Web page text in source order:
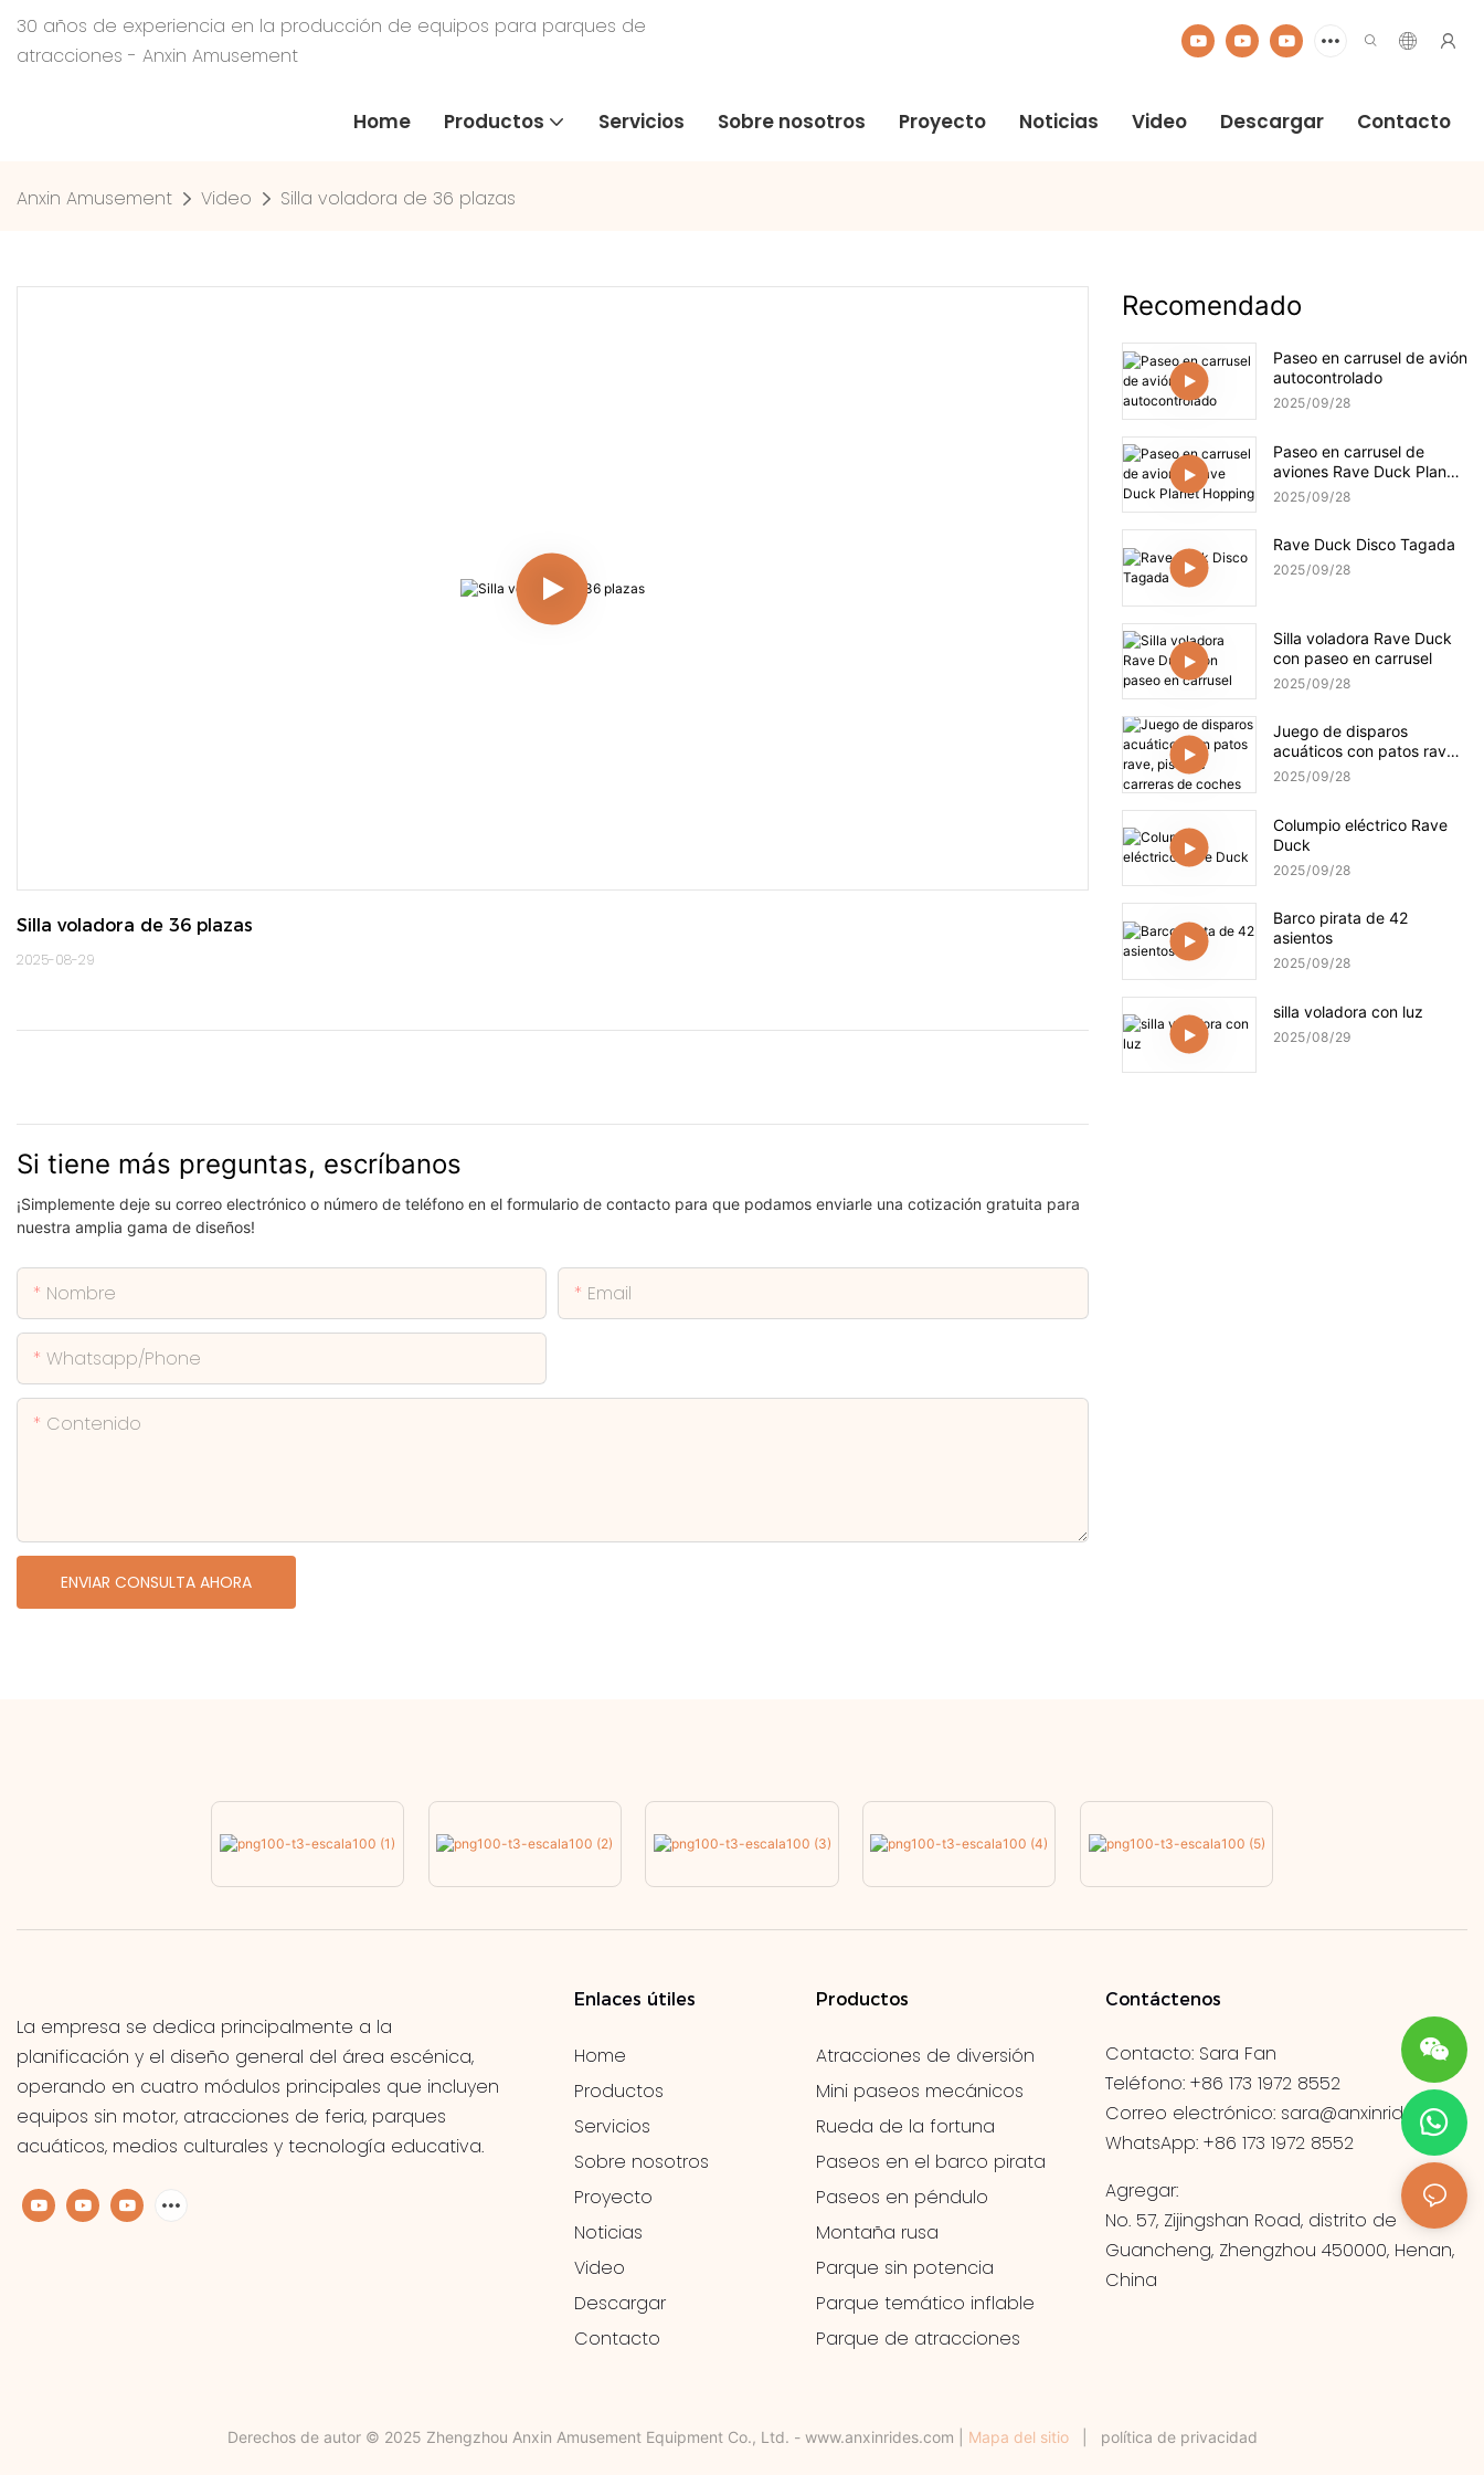
30 años de experiencia en la producción de equipos para parques de
atracciones - Anxin Amusement
Home Productos Servicios Sobre nosotros Proyecto Noticias Video Descargar Contacto
Anxin Amusement Video Silla voladora de 36 plazas
Silla voladora de 36 plazas
2025-08-29
Si tiene más preguntas, escríbanos
¡Simplemente deje su correo electrónico o número de teléfono en el formulario de contacto para que podamos enviarle una cotización gratuita para
nuestra amplia gama de diseños!
Nombre Email
Whatsapp/phone
Contenido
ENVIAR CONSULTA AHORA
Recomendado
Paseo en carrusel de avión
autocontrolado
2025 09 28
Paseo en carrusel de
aviones Rave Duck Planet
Hopping
2025 09 28
Rave Duck Disco Tagada
2025 09 28
Silla voladora Rave Duck
con paseo en carrusel
2025 09 28
Juego de disparos
acuáticos con patos rave,
pista de carreras de
2025 09 28
Columpio eléctrico Rave
Duck
2025 09 28
Barco pirata de 42
asientos
2025 09 28
silla voladora con luz
2025 08 29
La empresa se dedica principalmente a la
planificación y el diseño general del área escénica,
operando en cuatro módulos principales que incluyen
equipos sin motor, atracciones de feria, parques
acuáticos, medios culturales y tecnología educativa.
Enlaces útiles
Home
Productos
Servicios
Sobre nosotros
Proyecto
Noticias
Video
Descargar
Contacto
Productos
Atracciones de diversión
Mini paseos mecánicos
Rueda de la fortuna
Paseos en el barco pirata
Paseos en péndulo
Montaña rusa
Parque sin potencia
Parque temático inflable
Parque de atracciones
Contáctenos
Contacto: Sara Fan
Teléfono: +86 173 1972 8552
Correo electrónico: sara@anxinrides.com
WhatsApp: +86 173 1972 8552
Agregar:
No. 57, Zijingshan Road, distrito de
Guancheng, Zhengzhou 450000, Henan,
China
Derechos de autor © 2025 Zhengzhou Anxin Amusement Equipment Co., Ltd. - www.anxinrides.com Mapa del sitio política de privacidad